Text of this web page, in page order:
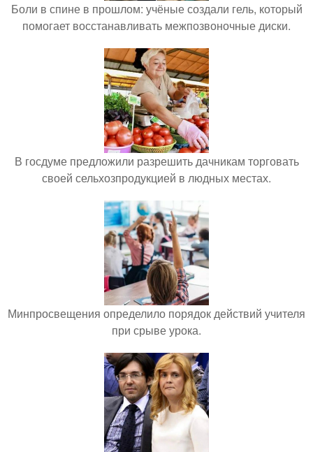
Боли в спине в прошлом: учёные создали гель, который
помогает восстанавливать межпозвоночные диски.
В госдуме предложили разрешить дачникам торговать
своей сельхозпродукцией в людных местах.
Минпросвещения определило порядок действий учителя
при срыве урока.